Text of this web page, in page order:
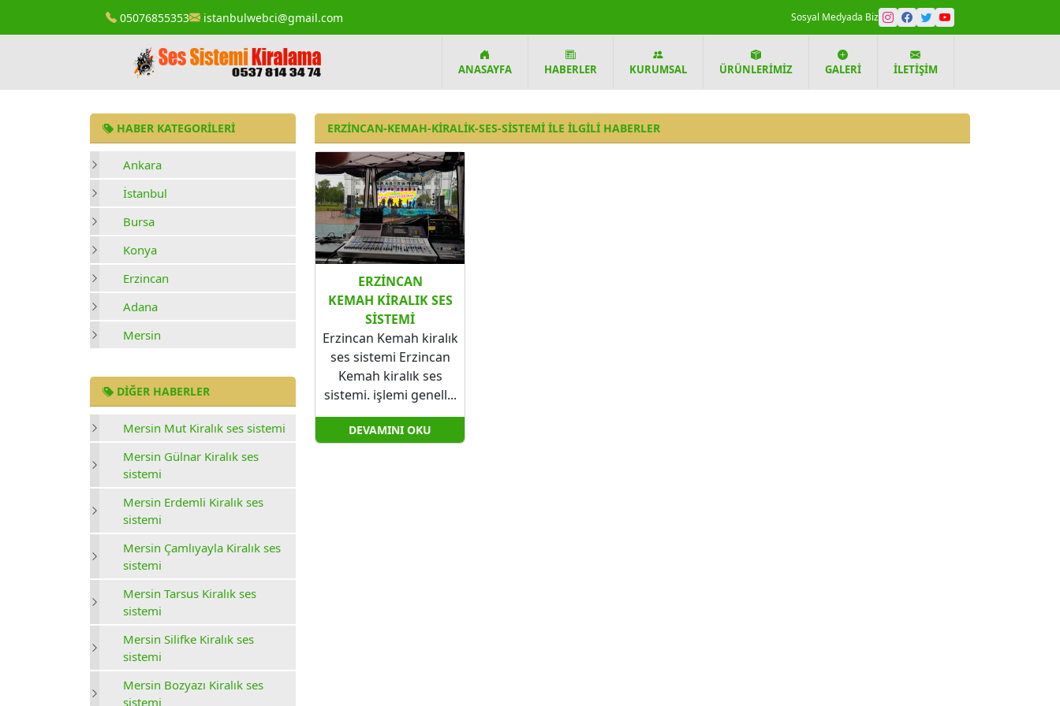
05076855353 istanbulwebci@gmail.com Sosyal Medyada Biz
ANASAYFA HABERLER KURUMSAL ÜRÜNLERIMIZ GALERI İLETIŞIM
HABER KATEGORILERI
Ankara
İstanbul
Bursa
Konya
Erzincan
Adana
Mersin
DIĞER HABERLER
Mersin Mut Kiralık ses sistemi
Mersin Gülnar Kiralık ses
sistemi
Mersin Erdemli Kiralık ses
sistemi
Mersin Çamlıyayla Kiralık ses
sistemi
Mersin Tarsus Kiralık ses
sistemi
Mersin Silifke Kiralık ses
sistemi
Mersin Bozyazı Kiralık ses
sistemi
ERZINCAN-KEMAH-KIRALIK-SES-SISTEMI ILE ILGILI HABERLER
ERZINCAN
KEMAH KIRALIK SES
SISTEMI
Erzincan Kemah kiralık
ses sistemi Erzincan
Kemah kiralık ses
sistemi. işlemi genell...
DEVAMINI OKU